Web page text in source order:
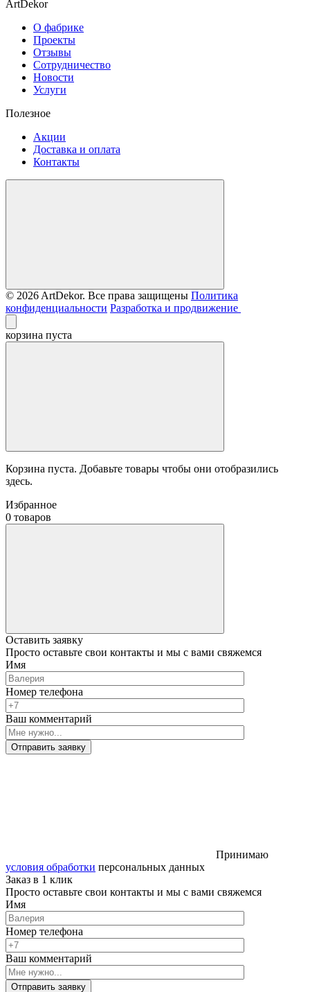
ArtDekor
О фабрике
Проекты
Отзывы
Сотрудничество
Новости
Услуги
Полезное
Акции
Доставка и оплата
Контакты
© 2026 ArtDekor. Все права защищены Политика
конфиденциальности Разработка и продвижение
корзина пуста
Корзина пуста. Добавьте товары чтобы они отобразились
здесь.
Избранное
0 товаров
Оставить заявку
Просто оставьте свои контакты и мы с вами свяжемся
Имя
Номер телефона
Ваш комментарий
Отправить заявку
Принимаю
условия обработки персональных данных
Заказ в 1 клик
Просто оставьте свои контакты и мы с вами свяжемся
Имя
Номер телефона
Ваш комментарий
Отправить заявку